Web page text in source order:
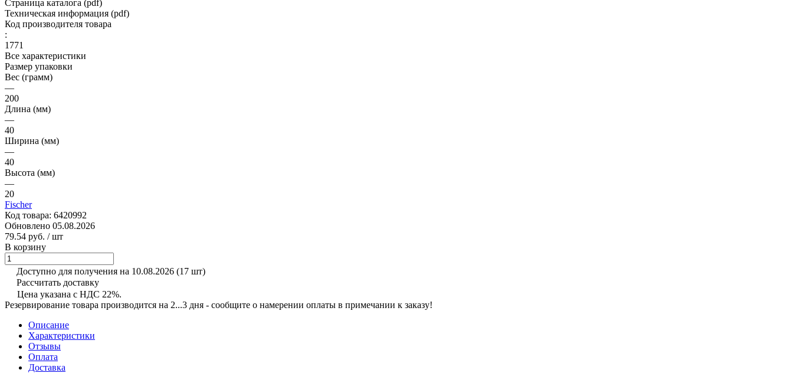
Страница каталога (pdf)
Техническая информация (pdf)
Код производителя товара
:
1771
Все характеристики
Размер упаковки
Вес (грамм)
—
200
Длина (мм)
—
40
Ширина (мм)
—
40
Высота (мм)
—
20
Fischer
Код товара: 6420992
Обновлено 05.08.2026
79.54 руб. / шт
В корзину
Доступно для получения на 10.08.2026 (17 шт)
Рассчитать доставку
Цена указана с НДС 22%.
Резервирование товара производится на 2...3 дня - сообщите о намерении оплаты в примечании к заказу!
Описание
Характеристики
Отзывы
Оплата
Доставка